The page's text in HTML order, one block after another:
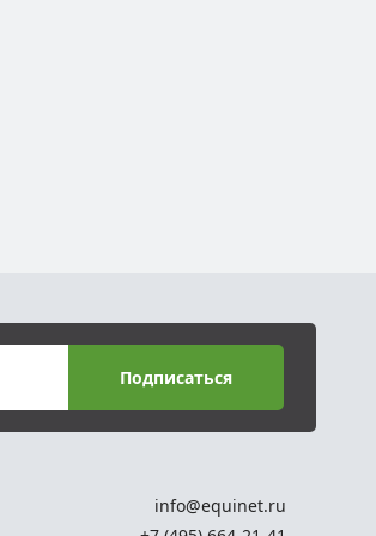
Подписаться
info@equinet.ru